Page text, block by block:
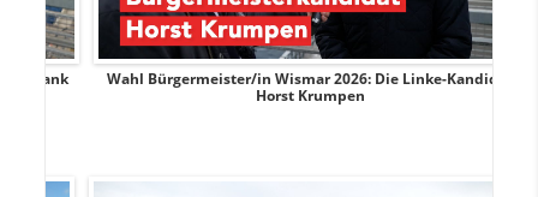
Wahl Bürgermeister/in Wismar 2026: Die Linke-Kandidat
Horst Krumpen